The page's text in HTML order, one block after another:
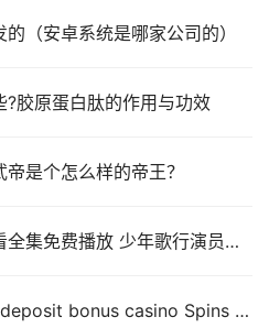
（安卓系统是哪家公司的）
胶原蛋白肽的作用与功效
是个怎么样的帝王？
费播放 少年歌行演员表 详细介绍
bonus casino Spins No deposit